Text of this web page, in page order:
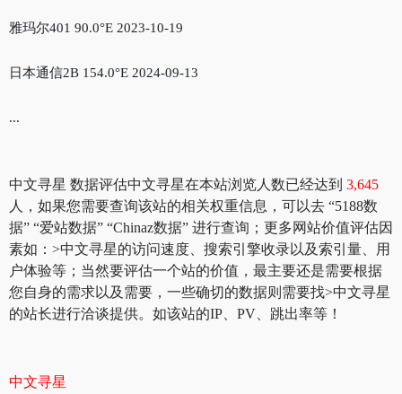
雅玛尔401 90.0°E 2023-10-19
日本通信2B 154.0°E 2024-09-13
...
中文寻星 数据评估中文寻星在本站浏览人数已经达到 3,645
人，如果您需要查询该站的相关权重信息，可以去 “5188数
据” “爱站数据” “Chinaz数据” 进行查询；更多网站价值评估因
素如：>中文寻星的访问速度、搜索引擎收录以及索引量、用
户体验等；当然要评估一个站的价值，最主要还是需要根据
您自身的需求以及需要，一些确切的数据则需要找>中文寻星
的站长进行洽谈提供。如该站的IP、PV、跳出率等！
中文寻星